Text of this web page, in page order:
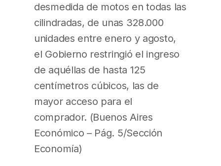
desmedida de motos en todas las
cilindradas, de unas 328.000
unidades entre enero y agosto,
el Gobierno restringió el ingreso
de aquéllas de hasta 125
centímetros cúbicos, las de
mayor acceso para el
comprador. (Buenos Aires
Económico – Pág. 5/Sección
Economía)